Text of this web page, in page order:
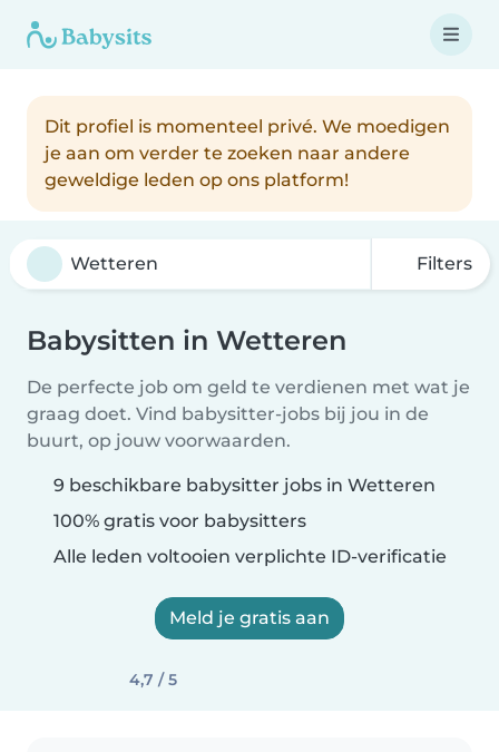
Dit profiel is momenteel privé. We moedigen
je aan om verder te zoeken naar andere
geweldige leden op ons platform!
Filters
Babysitten in Wetteren
De perfecte job om geld te verdienen met wat je
graag doet. Vind babysitter-jobs bij jou in de
buurt, op jouw voorwaarden.
9 beschikbare babysitter jobs in Wetteren
100% gratis voor babysitters
Alle leden voltooien verplichte ID-verificatie
Meld je gratis aan
4,7 / 5